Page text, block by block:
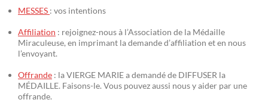
MESSES : vos intentions
Affiliation : rejoignez-nous à l’Association de la Médaille
Miraculeuse, en imprimant la demande d’affiliation et en nous
l’envoyant.
Offrande : la VIERGE MARIE a demandé de DIFFUSER la
MÉDAILLE. Faisons-le. Vous pouvez aussi nous y aider par une
offrande.